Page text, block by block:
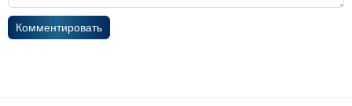
Комментировать